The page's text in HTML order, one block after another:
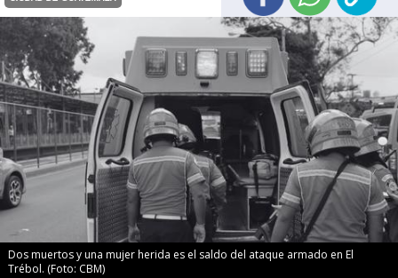
Dos muertos y una mujer herida es el saldo del ataque armado en El
Trébol. (Foto: CBM)